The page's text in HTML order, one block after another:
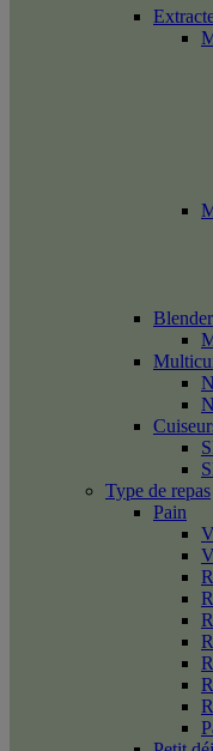
Blender
Type de repas
Pain